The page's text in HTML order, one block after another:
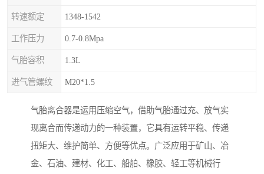
转速额定 1348-1542
工作压力 0.7-0.8Mpa
气胎容积 1.3L
进气管螺纹 M20*1.5
气胎离合器是运用压缩空气，借助气胎通过充、放气实
现离合而传递动力的一种装置，它具有运转平稳、传递
扭矩大、维护简单、方便等优点。广泛应用于矿山、冶
金、石油、建材、化工、船舶、橡胶、轻工等机械行